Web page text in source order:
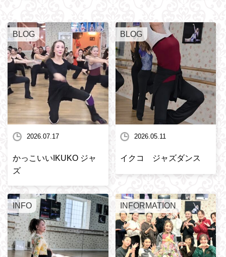
BLOG
2026.07.17
かっこいいIKUKO ジャ
ズ
BLOG
2026.05.11
イクコ ジャズダンス
INFO INFORMATION